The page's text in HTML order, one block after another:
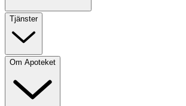
Tjänster
Om Apoteket